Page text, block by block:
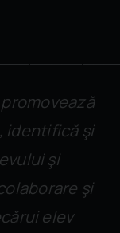
identifică şi
şi
şi
elev